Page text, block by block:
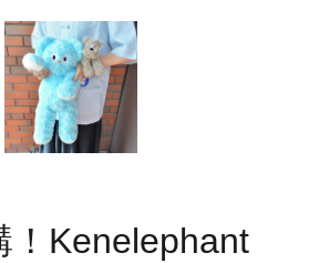
！Kenelephant